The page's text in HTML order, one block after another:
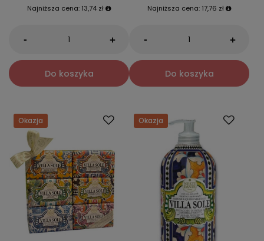
Najniższa cena: 13,74 zł
- +
Do koszyka
Najniższa cena: 17,76 zł
- +
Do koszyka
Okazja Okazja